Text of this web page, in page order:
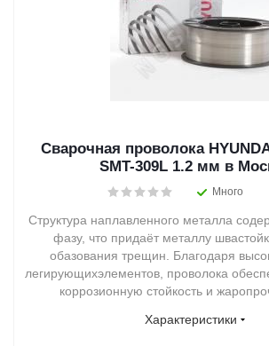
Сварочная проволока
SMT-309L 1.2 мм в
Много
Структура наплавленного металла
фазу, что придаёт металлу
обазования трещин. Благодаря
легирующихэлементов, проволока
коррозионную стойкость и
Характеристики